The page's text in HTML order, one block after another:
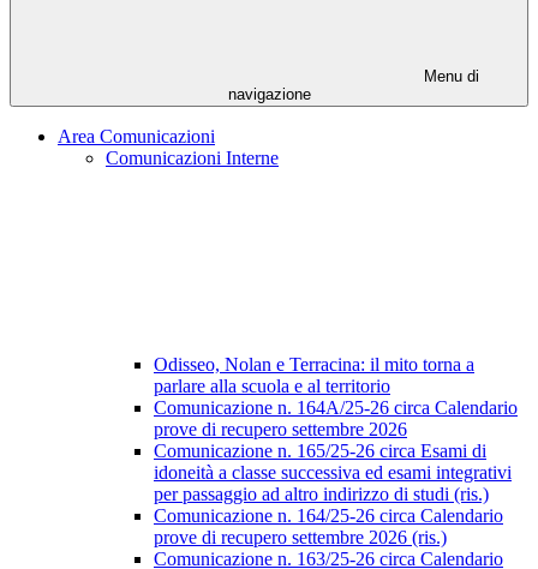
Menu di
navigazione
Area Comunicazioni
Comunicazioni Interne
Odisseo, Nolan e Terracina: il mito torna a
parlare alla scuola e al territorio
Comunicazione n. 164A/25-26 circa Calendario
prove di recupero settembre 2026
Comunicazione n. 165/25-26 circa Esami di
idoneità a classe successiva ed esami integrativi
per passaggio ad altro indirizzo di studi (ris.)
Comunicazione n. 164/25-26 circa Calendario
prove di recupero settembre 2026 (ris.)
Comunicazione n. 163/25-26 circa Calendario